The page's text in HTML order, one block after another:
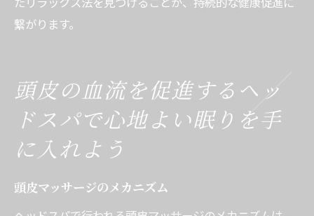
繋がります。
頭皮の血流を促進するヘッ
ドスパで心地よい眠りを手
に入れよう
頭皮マッサージのメカニズム